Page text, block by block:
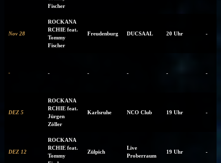
Fischer
Nov 28
ROCKANA
RCHIE feat.
Tommy
Fischer
Freudenburg DUCSAAL 20 Uhr -
- - - - - -
DEZ 5
ROCKANA
RCHIE feat.
Jürgen
Zöller
Karlsruhe NCO Club 19 Uhr -
DEZ 12
ROCKANA
RCHIE feat.
Tommy
Zülpich
Live
Proberraum
19 Uhr -